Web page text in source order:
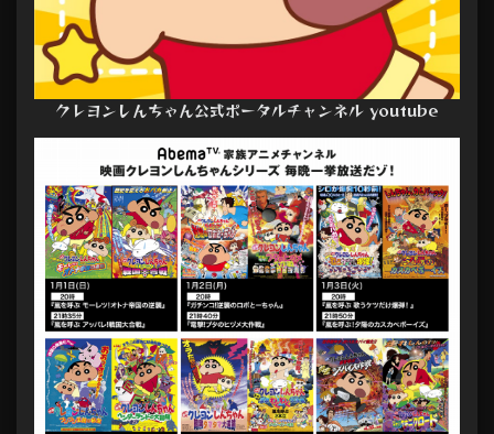
クレヨンしんちゃん公式ポータルチャンネル youtube